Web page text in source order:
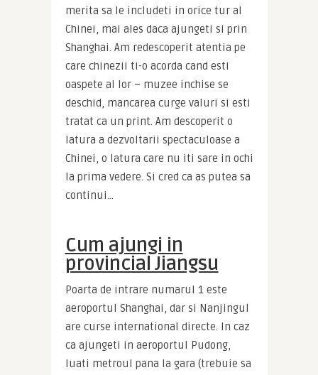
merita sa le includeti in orice tur al
Chinei, mai ales daca ajungeti si prin
Shanghai. Am redescoperit atentia pe
care chinezii ti-o acorda cand esti
oaspete al lor – muzee inchise se
deschid, mancarea curge valuri si esti
tratat ca un print. Am descoperit o
latura a dezvoltarii spectaculoase a
Chinei, o latura care nu iti sare in ochi
la prima vedere. Si cred ca as putea sa
continui…
Cum ajungi in
provincial Jiangsu
Poarta de intrare numarul 1 este
aeroportul Shanghai, dar si Nanjingul
are curse international directe. In caz
ca ajungeti in aeroportul Pudong,
luati metroul pana la gara (trebuie sa